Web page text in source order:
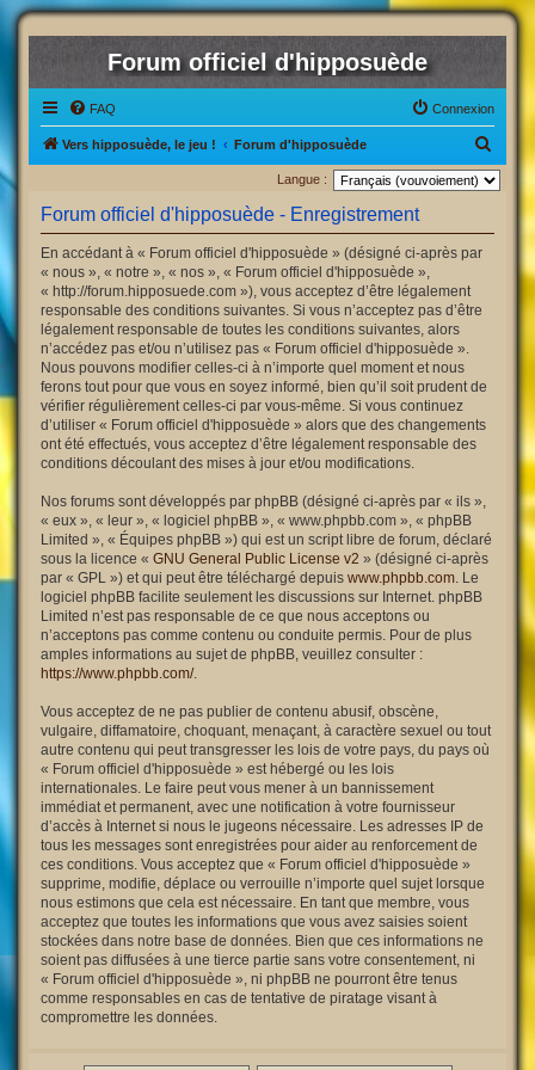
Forum officiel d'hipposuède
FAQ Connexion
Vers hipposuède, le jeu ! Forum d'hipposuède
e
Langue :
Forum officiel d'hipposuède - Enregistrement
En accédant à « Forum officiel d'hipposuède » (désigné ci-après par
« nous », « notre », « nos », « Forum officiel d'hipposuède »,
« http://forum.hipposuede.com »), vous acceptez d’être légalement
responsable des conditions suivantes. Si vous n’acceptez pas d’être
légalement responsable de toutes les conditions suivantes, alors
n’accédez pas et/ou n’utilisez pas « Forum officiel d'hipposuède ».
Nous pouvons modifier celles-ci à n’importe quel moment et nous
ferons tout pour que vous en soyez informé, bien qu’il soit prudent de
vérifier régulièrement celles-ci par vous-même. Si vous continuez
d’utiliser « Forum officiel d'hipposuède » alors que des changements
ont été effectués, vous acceptez d’être légalement responsable des
conditions découlant des mises à jour et/ou modifications.
Nos forums sont développés par phpBB (désigné ci-après par « ils »,
« eux », « leur », « logiciel phpBB », « www.phpbb.com », « phpBB
Limited », « Équipes phpBB ») qui est un script libre de forum, déclaré
sous la licence « GNU General Public License v2 » (désigné ci-après
par « GPL ») et qui peut être téléchargé depuis www.phpbb.com. Le
logiciel phpBB facilite seulement les discussions sur Internet. phpBB
Limited n’est pas responsable de ce que nous acceptons ou
n’acceptons pas comme contenu ou conduite permis. Pour de plus
amples informations au sujet de phpBB, veuillez consulter :
https://www.phpbb.com/.
Vous acceptez de ne pas publier de contenu abusif, obscène,
vulgaire, diffamatoire, choquant, menaçant, à caractère sexuel ou tout
autre contenu qui peut transgresser les lois de votre pays, du pays où
« Forum officiel d'hipposuède » est hébergé ou les lois
internationales. Le faire peut vous mener à un bannissement
immédiat et permanent, avec une notification à votre fournisseur
d’accès à Internet si nous le jugeons nécessaire. Les adresses IP de
tous les messages sont enregistrées pour aider au renforcement de
ces conditions. Vous acceptez que « Forum officiel d'hipposuède »
supprime, modifie, déplace ou verrouille n’importe quel sujet lorsque
nous estimons que cela est nécessaire. En tant que membre, vous
acceptez que toutes les informations que vous avez saisies soient
stockées dans notre base de données. Bien que ces informations ne
soient pas diffusées à une tierce partie sans votre consentement, ni
« Forum officiel d'hipposuède », ni phpBB ne pourront être tenus
comme responsables en cas de tentative de piratage visant à
compromettre les données.